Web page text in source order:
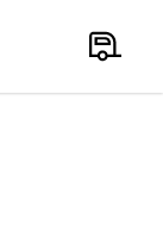
Hledat